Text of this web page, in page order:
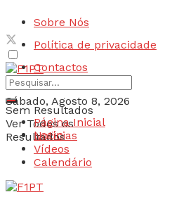
Sobre Nós
Política de privacidade
Contactos
Sábado, Agosto 8, 2026
Login
Sem Resultados
Ver Todos os
Resultados
Página Inicial
Notícias
Vídeos
Calendário